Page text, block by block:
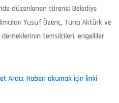
düzenlenen törene; Belediye
Yusuf Özenç, Tuna Aktürk ve
temsilcileri, engelliler
Aracı. Haberi okumak için linki